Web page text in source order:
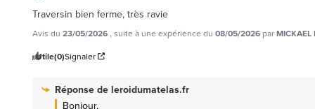
Traversin bien ferme, très ravie
Avis du 23/05/2026, suite à une expérience du 08/05/2026 parMICKAEL
Utile(0)Signaler
Réponse de leroidumatelas.fr
Bonjour,